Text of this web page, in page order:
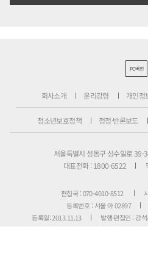
PC버전
회사소개 윤리강령 개인정
청소년보호정책 정정·반론보도
서울특별시 성동구 성수일로 39-
대표전화 : 1800-6522
편집국 : 070-4010-8512
등록번호 : 서울 아 02897
등록일: 2013.11.13
발행·편집인 : 강